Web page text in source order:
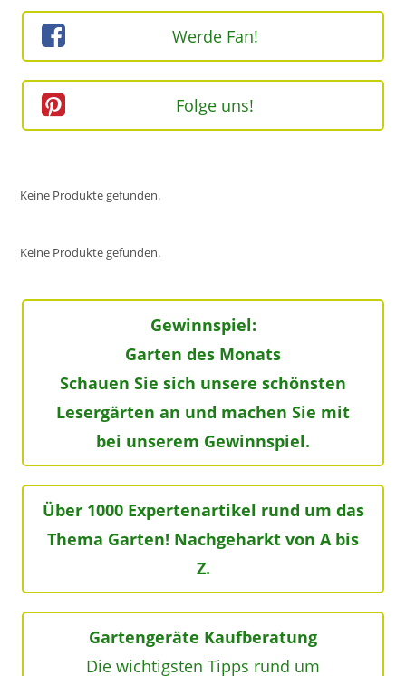
Werde Fan!
Folge uns!
Keine Produkte gefunden.
Keine Produkte gefunden.
Gewinnspiel:
Garten des Monats
Schauen Sie sich unsere schönsten
Lesergärten an und machen Sie mit
bei unserem Gewinnspiel.
Über 1000 Expertenartikel rund um das
Thema Garten! Nachgeharkt von A bis
Z.
Gartengeräte Kaufberatung
Die wichtigsten Tipps rund um